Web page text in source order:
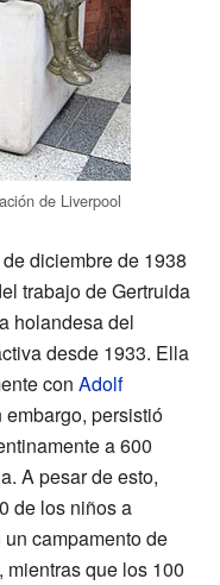
de Liverpool
diciembre de 1938
trabajo de Gertruida
holandesa del
desde 1933. Ella
con Adolf
embargo, persistió
a 600
A pesar de esto,
de los niños a
campamento de
que los 100